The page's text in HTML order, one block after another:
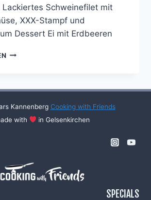
Lackiertes Schweinefilet mit
XXX-Stampf und
Dessert Ei mit Erdbeeren
COOKING
Kannenberg Cooking with Friends
with
in Gelsenkirchen
SPECIALS